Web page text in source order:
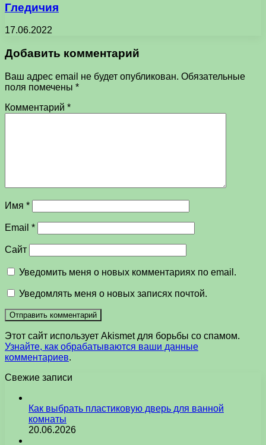
Гледичия
17.06.2022
Добавить комментарий
Ваш адрес email не будет опубликован. Обязательные
поля помечены *
Комментарий *
Имя *
Email *
Сайт
Уведомить меня о новых комментариях по email.
Уведомлять меня о новых записях почтой.
Этот сайт использует Akismet для борьбы со спамом.
Узнайте, как обрабатываются ваши данные
комментариев.
Свежие записи
Как выбрать пластиковую дверь для ванной
комнаты
20.06.2026